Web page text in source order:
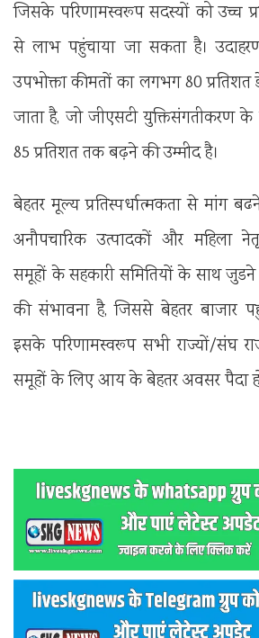
जिसके परिणामस्वरूप सदस्यों को उच्च
से लाभ पहुंचाया जा सकता है।
उपभोक्ता कीमतों का लगभग 80 प्रतिशत
जाता है, जो जीएसटी युक्तिसंगतीकरण
85 प्रतिशत तक बढ़ने की उम्मीद है।
बेहतर मूल्य प्रतिस्पर्धात्मकता से मांग
अनौपचारिक उत्पादकों और महिला
समूहों के सहकारी समितियों के साथ जुडने
की संभावना है, जिससे बेहतर बाजार
इसके परिणामस्वरूप सभी राज्यों/संघ
समूहों के लिए आय के बेहतर अवसर पैदा